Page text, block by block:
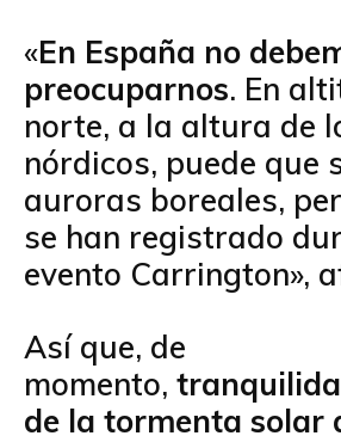
«En España no
preocuparnos. En
norte, a la altura de
nórdicos, puede que
auroras boreales,
se han registrado
evento Carrington»,
Así que, de
momento,
de la tormenta solar